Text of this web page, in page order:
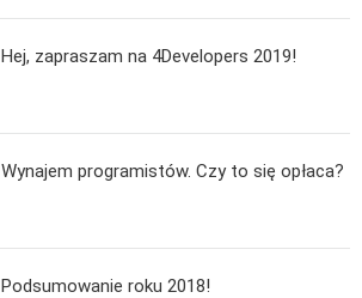
MySQL
WYDARZENIA
PO GODZINACH
KONTAKT
Hej, zapraszam na 4Developers 2019!
Wynajem programistów. Czy to się opłaca?
Podsumowanie roku 2018!